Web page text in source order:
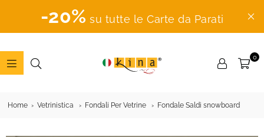
-20% su tutte le Carte da Parati
0
Home Vetrinistica Fondali Per Vetrine Fondale Saldi snowboard